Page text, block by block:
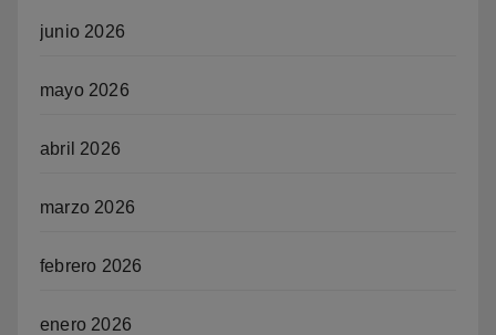
junio 2026
mayo 2026
abril 2026
marzo 2026
febrero 2026
enero 2026